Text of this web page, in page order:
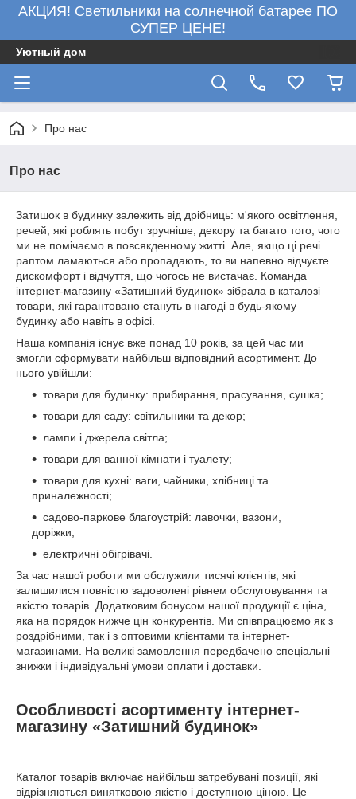
АКЦИЯ! Светильники на солнечной батарее ПО
СУПЕР ЦЕНЕ!
Уютный дом
Про нас
Про нас
Затишок в будинку залежить від дрібниць: м'якого освітлення,
речей, які роблять побут зручніше, декору та багато того, чого
ми не помічаємо в повсякденному житті. Але, якщо ці речі
раптом ламаються або пропадають, то ви напевно відчуєте
дискомфорт і відчуття, що чогось не вистачає. Команда
інтернет-магазину «Затишний будинок» зібрала в каталозі
товари, які гарантовано стануть в нагоді в будь-якому
будинку або навіть в офісі.
Наша компанія існує вже понад 10 років, за цей час ми
змогли сформувати найбільш відповідний асортимент. До
нього увійшли:
товари для будинку: прибирання, прасування, сушка;
товари для саду: світильники та декор;
лампи і джерела світла;
товари для ванної кімнати і туалету;
товари для кухні: ваги, чайники, хлібниці та
приналежності;
садово-паркове благоустрій: лавочки, вазони,
доріжки;
електричні обігрівачі.
За час нашої роботи ми обслужили тисячі клієнтів, які
залишилися повністю задоволені рівнем обслуговування та
якістю товарів. Додатковим бонусом нашої продукції є ціна,
яка на порядок нижче цін конкурентів. Ми співпрацюємо як з
роздрібними, так і з оптовими клієнтами та інтернет-
магазинами. На великі замовлення передбачено спеціальні
знижки і індивідуальні умови оплати і доставки.
Особливості асортименту інтернет-
магазину «Затишний будинок»
Каталог товарів включає найбільш затребувані позиції, які
відрізняються винятковою якістю і доступною ціною. Це